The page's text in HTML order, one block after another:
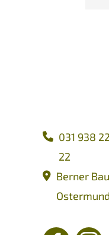
031 938 22
22
Berner